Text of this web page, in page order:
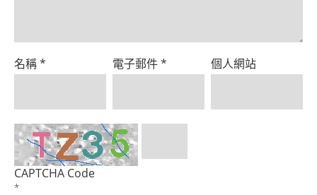
名稱* 電子郵件* 個人網站
CAPTCHA Code
*